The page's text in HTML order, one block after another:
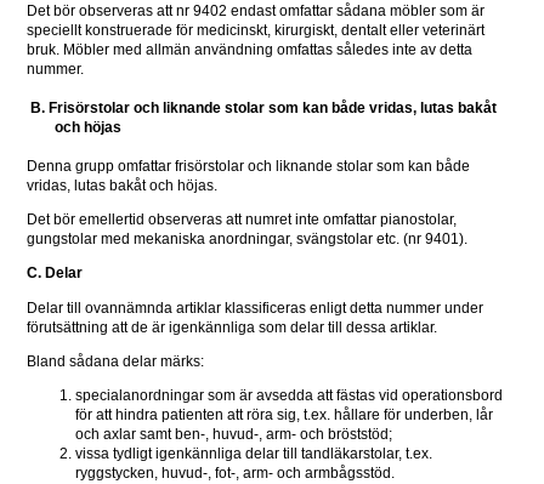
Det bör observeras att nr 9402 endast omfattar sådana möbler som är
speciellt konstruerade för medicinskt, kirurgiskt, dentalt eller veterinärt
bruk. Möbler med allmän användning omfattas således inte av detta
nummer.
B. Frisörstolar och liknande stolar som kan både vridas, lutas bakåt
och höjas
Denna grupp omfattar frisörstolar och liknande stolar som kan både
vridas, lutas bakåt och höjas.
Det bör emellertid observeras att numret inte omfattar pianostolar,
gungstolar med mekaniska anordningar, svängstolar etc. (nr 9401).
C. Delar
Delar till ovannämnda artiklar klassificeras enligt detta nummer under
förutsättning att de är igenkännliga som delar till dessa artiklar.
Bland sådana delar märks:
specialanordningar som är avsedda att fästas vid operationsbord
för att hindra patienten att röra sig, t.ex. hållare för underben, lår
och axlar samt ben-, huvud-, arm- och bröststöd;
vissa tydligt igenkännliga delar till tandläkarstolar, t.ex.
ryggstycken, huvud-, fot-, arm- och armbågsstöd.